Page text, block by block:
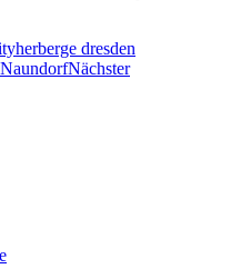
dresden
Nächster